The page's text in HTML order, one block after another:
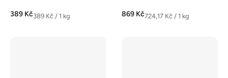
389 KčMěrná
389 Kč / 1 kg 869 KčMěrná
724,17 Kč / 1 kg